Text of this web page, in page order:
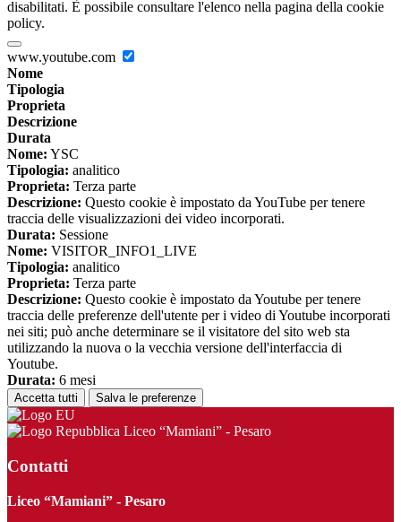
disabilitati. È possibile consultare l'elenco nella pagina della cookie
policy.
www.youtube.com
Nome
Tipologia
Proprieta
Descrizione
Durata
Nome: YSC
Tipologia: analitico
Proprieta: Terza parte
Descrizione: Questo cookie è impostato da YouTube per tenere
traccia delle visualizzazioni dei video incorporati.
Durata: Sessione
Nome: VISITOR_INFO1_LIVE
Tipologia: analitico
Proprieta: Terza parte
Descrizione: Questo cookie è impostato da Youtube per tenere
traccia delle preferenze dell'utente per i video di Youtube incorporati
nei siti; può anche determinare se il visitatore del sito web sta
utilizzando la nuova o la vecchia versione dell'interfaccia di
Youtube.
Durata: 6 mesi
Accetta tutti Salva le preferenze
Liceo “Mamiani” - Pesaro
Contatti
Liceo “Mamiani” - Pesaro